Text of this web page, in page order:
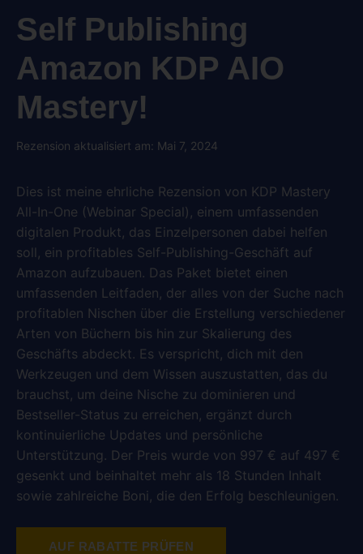
Self Publishing
Amazon KDP AIO
Mastery!
Rezension aktualisiert am: Mai 7, 2024
Dies ist meine ehrliche Rezension von KDP Mastery
All-In-One (Webinar Special), einem umfassenden
digitalen Produkt, das Einzelpersonen dabei helfen
soll, ein profitables Self-Publishing-Geschäft auf
Amazon aufzubauen. Das Paket bietet einen
umfassenden Leitfaden, der alles von der Suche nach
profitablen Nischen über die Erstellung verschiedener
Arten von Büchern bis hin zur Skalierung des
Geschäfts abdeckt. Es verspricht, dich mit den
Werkzeugen und dem Wissen auszustatten, das du
brauchst, um deine Nische zu dominieren und
Bestseller-Status zu erreichen, ergänzt durch
kontinuierliche Updates und persönliche
Unterstützung. Der Preis wurde von 997 € auf 497 €
gesenkt und beinhaltet mehr als 18 Stunden Inhalt
sowie zahlreiche Boni, die den Erfolg beschleunigen.
AUF RABATTE PRÜFEN